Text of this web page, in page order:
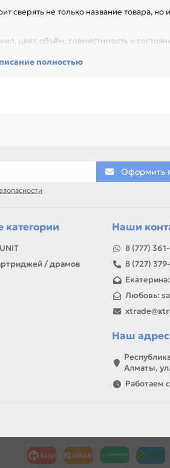
сверять не только название товара, но
цвет, объём, совместимость и
нагрузкой.
полностью
Оформить
/ драмов
Наши
8 (777)
8 (727)
Любовь:
Наш адрес
Алматы,
Работаем